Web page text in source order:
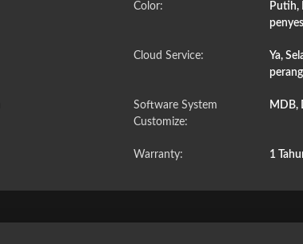
Color:
Putih,
Cloud Service:
Ya,
Software System
Customize:
MDB,
Warranty: 1